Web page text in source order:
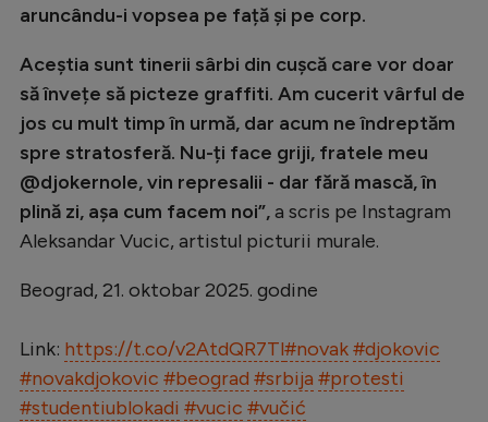
Intră în cont
Creează cont
aruncându-i vopsea pe față și pe corp.
Aceștia sunt tinerii sârbi din cușcă care vor doar
să învețe să picteze graffiti. Am cucerit vârful de
jos cu mult timp în urmă, dar acum ne îndreptăm
spre stratosferă. Nu-ți face griji, fratele meu
@djokernole, vin represalii - dar fără mască, în
plină zi, așa cum facem noi”,a scris pe Instagram
Aleksandar Vucic, artistul picturii murale.
Beograd, 21. oktobar 2025. godine
Link: https://t.co/v2AtdQR7Tl#novak#djokovic
#novakdjokovic #beograd #srbija #protesti
#studentiublokadi #vucic #vučić